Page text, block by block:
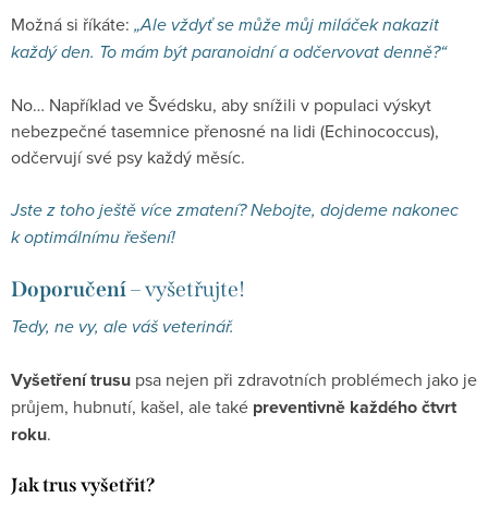
Možná si říkáte: „Ale vždyť se může můj miláček nakazit
každý den. To mám být paranoidní a odčervovat denně?“
No… Například ve Švédsku, aby snížili v populaci výskyt
nebezpečné tasemnice přenosné na lidi (Echinococcus),
odčervují své psy každý měsíc.
Jste z toho ještě více zmatení? Nebojte, dojdeme nakonec
k optimálnímu řešení!
Doporučení– vyšetřujte!
Tedy, ne vy, ale váš veterinář.
Vyšetření trusu psa nejen při zdravotních problémech jako je
průjem, hubnutí, kašel, ale také preventivně každého čtvrt
roku.
Jak trus vyšetřit?